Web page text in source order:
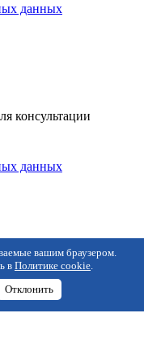
данных
консультации
данных
консультации
вашим браузером.
в Политике cookie.
Отклонить